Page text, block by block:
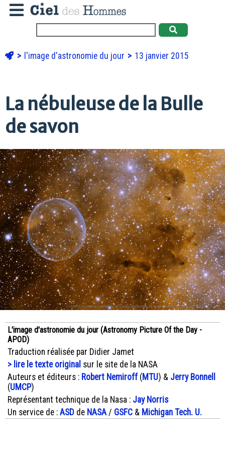
l'image d'astronomie du jour 13 janvier 2015
La nébuleuse de la Bulle
de savon
L'image d'astronomie du jour (Astronomy Picture Of the Day -
APOD)
Traduction réalisée par Didier Jamet
> lire le texte original sur le site de la NASA
Auteurs et éditeurs : Robert Nemiroff(MTU) & Jerry Bonnell
(UMCP)
Représentant technique de la Nasa : Jay Norris
Un service de : ASD de NASA / GSFC & Michigan Tech. U.